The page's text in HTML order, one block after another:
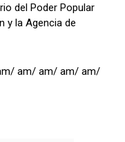
del Poder Popular
y la Agencia de
am/ am/ am/ am/